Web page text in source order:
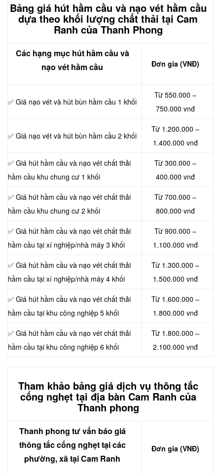
Bảng giá hút hầm cầu và nạo vét hầm cầu
dựa theo khối lượng chất thải tại Cam
Ranh của Thanh Phong
Các hạng mục hút hầm cầu và
nạo vét hầm cầu
Đơn gia (VNĐ)
✅ Giá nạo vét và hút bùn hầm cầu 1 khối
Từ 550.000 –
750.000 vnđ
✅ Giá nạo vét và hút bùn hầm cầu 2 khối
Từ 1.200.000 –
1.400.000 vnđ
✅ Giá hút hầm cầu và nạo vét chất thải
hầm cầu khu chung cư 1 khối
Từ 300.000 –
400.000 vnđ
✅ Giá hút hầm cầu và nạo vét chất thải
hầm cầu khu chung cư 2 khối
Từ 700.000 –
800.000 vnđ
✅ Giá hút hầm cầu và nạo vét chất thải
hầm cầu tại xí nghiệp/nhà máy 3 khối
Từ 900.000 –
1.100.000 vnđ
✅ Giá hút hầm cầu và nạo vét chất thải
hầm cầu tại xí nghiệp/nhà máy 4 khối
Từ 1.300.000 –
1.500.000 vnđ
✅ Giá hút hầm cầu và nạo vét chất thải
hầm cầu tại khu công nghiệp 5 khối
Từ 1.600.000 –
1.800.000 vnđ
✅ Giá hút hầm cầu và nạo vét chất thải
hầm cầu tại khu công nghiệp 6 khối
Từ 1.800.000 –
2.100.000 vnđ
Tham khảo bảng giá dịch vụ thông tắc
cống nghẹt tại địa bàn Cam Ranh của
Thanh phong
Thanh phong tư vấn báo giá
thông tắc cống nghẹttại các
phường, xã tại Cam Ranh
Đơn gia (VNĐ)